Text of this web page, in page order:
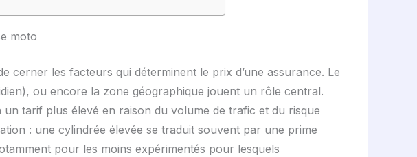
moto
les facteurs qui déterminent le prix d’une assurance. Le
ou encore la zone géographique jouent un rôle central.
tarif plus élevé en raison du volume de trafic et du risque
: une cylindrée élevée se traduit souvent par une prime
pour les moins expérimentés pour lesquels